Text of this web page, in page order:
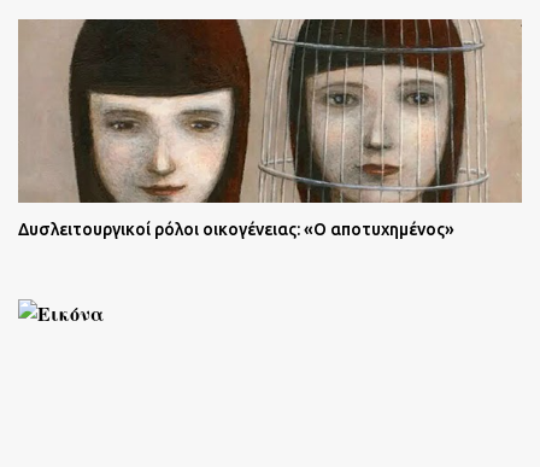
Δυσλειτουργικοί ρόλοι οικογένειας: «Ο αποτυχημένος»